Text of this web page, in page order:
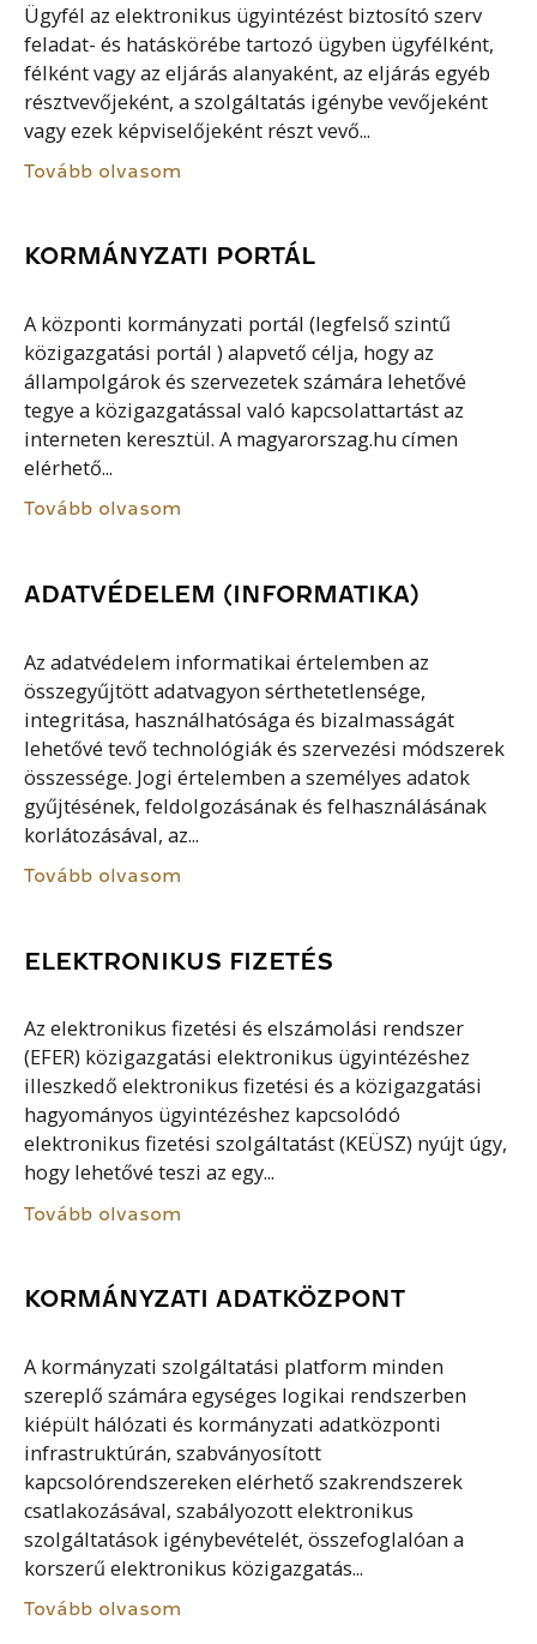
Ügyfél az elektronikus ügyintézést biztosító szerv
feladat- és hatáskörébe tartozó ügyben ügyfélként,
félként vagy az eljárás alanyaként, az eljárás egyéb
résztvevőjeként, a szolgáltatás igénybe vevőjeként
vagy ezek képviselőjeként részt vevő...
Tovább olvasom
KORMÁNYZATI PORTÁL
A központi kormányzati portál (legfelső szintű
közigazgatási portál ) alapvető célja, hogy az
állampolgárok és szervezetek számára lehetővé
tegye a közigazgatással való kapcsolattartást az
interneten keresztül. A magyarorszag.hu címen
elérhető...
Tovább olvasom
ADATVÉDELEM (INFORMATIKA)
Az adatvédelem informatikai értelemben az
összegyűjtött adatvagyon sérthetetlensége,
integritása, használhatósága és bizalmasságát
lehetővé tevő technológiák és szervezési módszerek
összessége. Jogi értelemben a személyes adatok
gyűjtésének, feldolgozásának és felhasználásának
korlátozásával, az...
Tovább olvasom
ELEKTRONIKUS FIZETÉS
Az elektronikus fizetési és elszámolási rendszer
(EFER) közigazgatási elektronikus ügyintézéshez
illeszkedő elektronikus fizetési és a közigazgatási
hagyományos ügyintézéshez kapcsolódó
elektronikus fizetési szolgáltatást (KEÜSZ) nyújt úgy,
hogy lehetővé teszi az egy...
Tovább olvasom
KORMÁNYZATI ADATKÖZPONT
A kormányzati szolgáltatási platform minden
szereplő számára egységes logikai rendszerben
kiépült hálózati és kormányzati adatközponti
infrastruktúrán, szabványosított
kapcsolórendszereken elérhető szakrendszerek
csatlakozásával, szabályozott elektronikus
szolgáltatások igénybevételét, összefoglalóan a
korszerű elektronikus közigazgatás...
Tovább olvasom